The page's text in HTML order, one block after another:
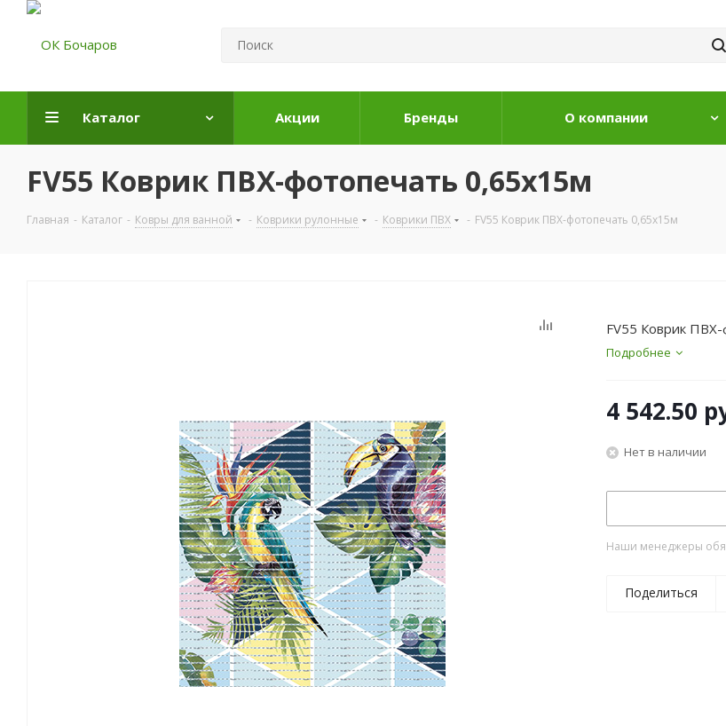
Каталог Акции Бренды О компании
FV55 Коврик ПВХ-фотопечать 0,65х15м
Главная - Каталог - Ковры для ванной - Коврики рулонные - Коврики ПВХ - FV55 Коврик ПВХ-фотопечать 0,65х15м
FV55 Коврик
Подробнее
4 542.50
Нет в наличии
Наши менеджеры
Поделиться